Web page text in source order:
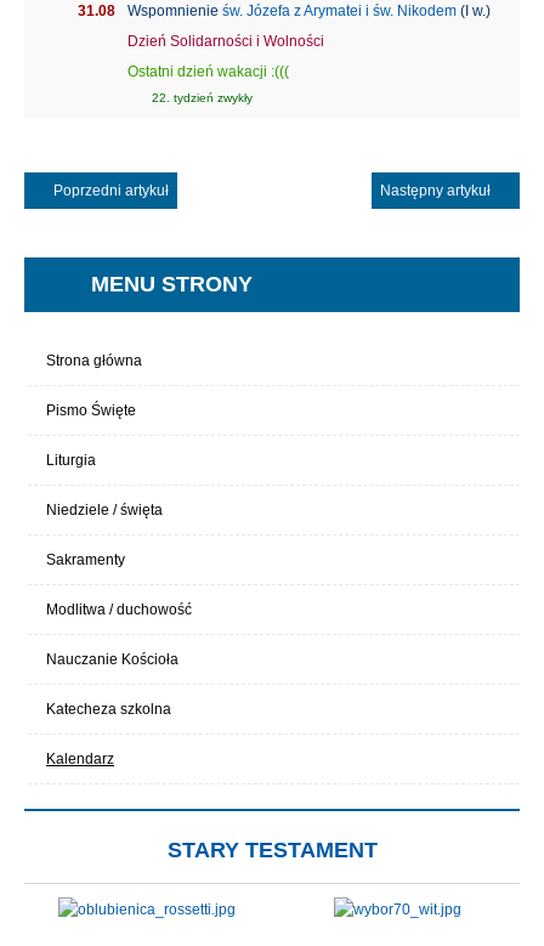
31.08 Wspomnienie św. Józefa z Arymatei i św. Nikodem (I w.)
Dzień Solidarności i Wolności
Ostatni dzień wakacji :(((
22. tydzień zwykły
Poprzedni artykuł Następny artykuł
MENU STRONY
Strona główna
Pismo Święte
Liturgia
Niedziele / święta
Sakramenty
Modlitwa / duchowość
Nauczanie Kościoła
Katecheza szkolna
Kalendarz
STARY TESTAMENT